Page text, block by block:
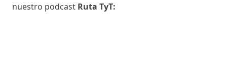
nuestro podcast Ruta TyT: